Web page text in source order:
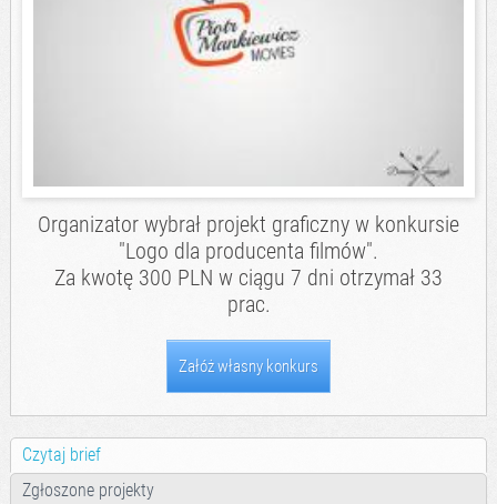
Organizator wybrał projekt graficzny w konkursie
"Logo dla producenta filmów".
Za kwotę 300 PLN w ciągu 7 dni otrzymał 33
prac.
Załóż własny konkurs
Czytaj brief
Zgłoszone projekty